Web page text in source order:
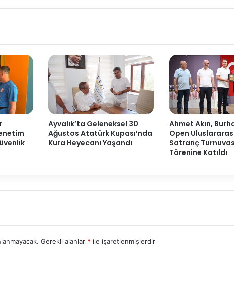
Ayvalık’ta Geleneksel 30
Ağustos Atatürk Kupası’nda
Kura Heyecanı Yaşandı
Ahmet Akın,
Open
Satranç
Törenine Katıldı
Gerekli alanlar * ile işaretlenmişlerdir